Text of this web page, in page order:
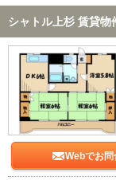
シャトル上杉 賃貸物
Webでお問